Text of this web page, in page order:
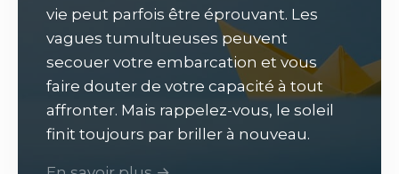
vie peut parfois être éprouvant. Les
vagues tumultueuses peuvent
secouer votre embarcation et vous
faire douter de votre capacité à tout
affronter. Mais rappelez-vous, le soleil
finit toujours par briller à nouveau.